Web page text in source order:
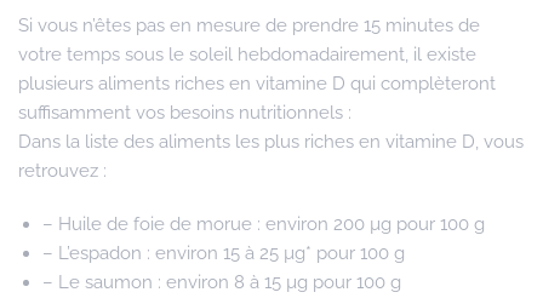
Si vous n’êtes pas en mesure de prendre 15 minutes de
votre temps sous le soleil hebdomadairement, il existe
plusieurs aliments riches en vitamine D qui complèteront
suffisamment vos besoins nutritionnels :
Dans la liste des aliments les plus riches en vitamine D, vous
retrouvez :
– Huile de foie de morue : environ 200 µg pour 100 g
– L’espadon : environ 15 à 25 µg* pour 100 g
– Le saumon : environ 8 à 15 µg pour 100 g